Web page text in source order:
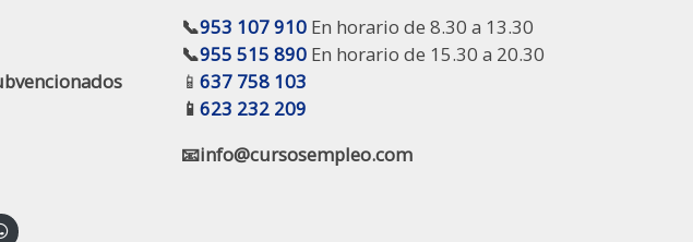
📞953 107 910En horario de 8.30 a 13.30
📞955 515 890En horario de 15.30 a 20.30
📱 637 758 103
📱 623 232 209
📧info@cursosempleo.com